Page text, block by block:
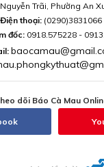
Trãi, Phường An
Điện thoại: (0290)3831066
đốc: 0918.575228 -
dõi Báo Cà Mau